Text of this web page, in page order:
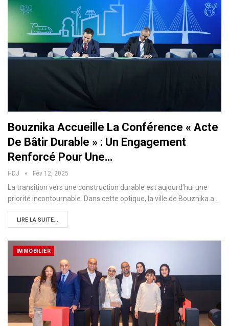
Bouznika Accueille La Conférence « Acte
De Bâtir Durable » : Un Engagement
Renforcé Pour Une…
HDJ Fév 12, 2025
La transition vers une construction durable est aujourd’hui une
priorité incontournable. Dans cette optique, la ville de Bouznika a…
LIRE LA SUITE...
IMMOBILIER